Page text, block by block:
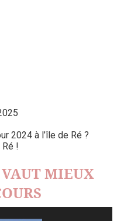
2024 à l’île de Ré ?
!
MIEUX